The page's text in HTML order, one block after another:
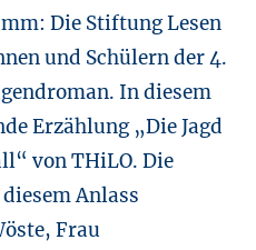
Die Stiftung Lesen
und Schülern der 4.
In diesem
Erzählung „Die Jagd
von THiLO. Die
Anlass
Frau